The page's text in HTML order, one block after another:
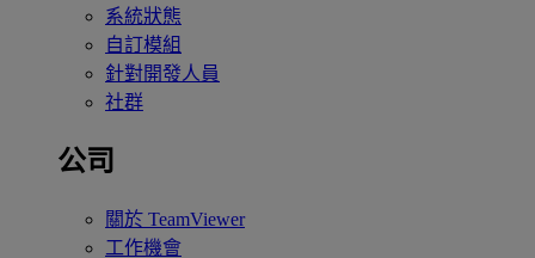
系統狀態
自訂模組
針對開發人員
社群
公司
關於 TeamViewer
工作機會